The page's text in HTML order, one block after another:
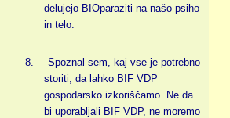
delujejo BIOparaziti na našo psiho
in telo.
8.
Spoznal sem, kaj vse je potrebno
storiti, da lahko BIF VDP
gospodarsko izkoriščamo. Ne da
bi uporabljali BIF VDP, ne moremo